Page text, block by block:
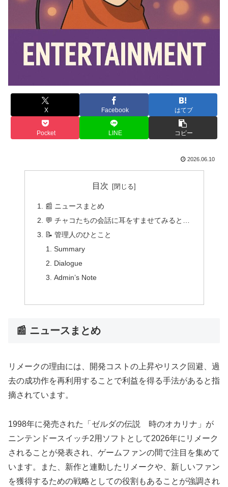
X Facebook はてブ
Pocket LINE コピー
2026.06.10
目次
📰 ニュースまとめ
💬 チャコたちの会話に耳をすませてみると…
📝 管理人のひとこと
Summary
Dialogue
Admin’s Note
📰 ニュースまとめ
リメークの理由には、開発コストの上昇やリスク回避、過
去の成功作を再利用することで利益を得る手法があると指
摘されています。
1998年に発売された「ゼルダの伝説 時のオカリナ」が
ニンテンドースイッチ2用ソフトとして2026年にリメーク
されることが発表され、ゲームファンの間で注目を集めて
います。また、新作と連動したリメークや、新しいファン
を獲得するための戦略としての役割もあることが強調され